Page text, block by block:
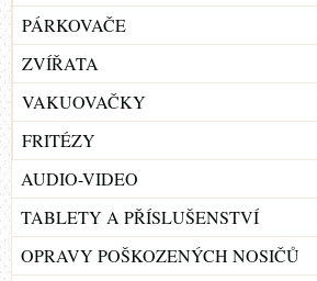
PÁRKOVAČE
ZVÍŘATA
VAKUOVAČKY
FRITÉZY
AUDIO-VIDEO
TABLETY A PŘÍSLUŠENSTVÍ
OPRAVY POŠKOZENÝCH NOSIČŮ